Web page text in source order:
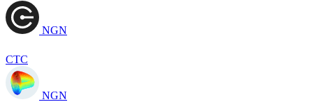
NGN
CTC
NGN